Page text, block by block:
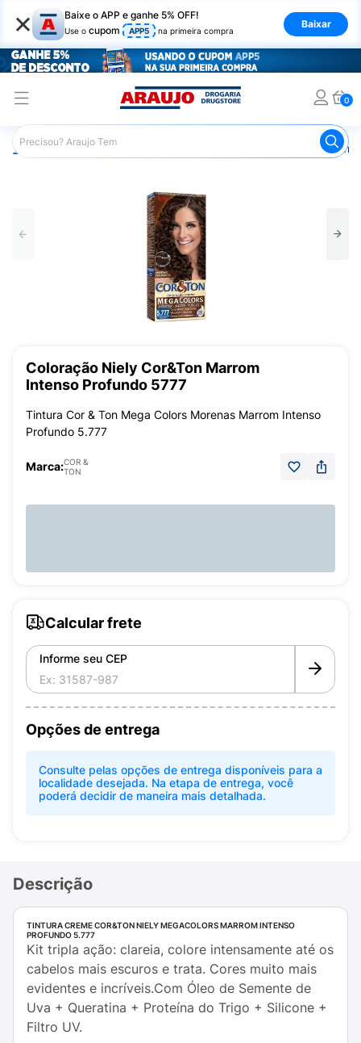
× Baixe o APP e ganhe 5% OFF!
Use o cupom APP5 na primeira compra
Baixar
0
Araujo Cabelo Coloração
Coloração Niely Cor&Ton Marrom
Intenso Profundo 5777
Tintura Cor & Ton Mega Colors Morenas Marrom Intenso
Profundo 5.777
Marca:COR &
TON
Calcular frete
Informe seu CEP
Opções de entrega
Consulte pelas opções de entrega disponíveis para a
localidade desejada. Na etapa de entrega, você
poderá decidir de maneira mais detalhada.
Descrição
TINTURA CREME COR&TON NIELY MEGACOLORS MARROM INTENSO
PROFUNDO 5.777
Kit tripla ação: clareia, colore intensamente até os
cabelos mais escuros e trata. Cores muito mais
evidentes e incríveis.Com Óleo de Semente de
Uva + Queratina + Proteína do Trigo + Silicone +
Filtro UV.